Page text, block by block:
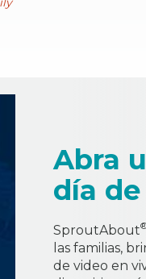
Abra
día
SproutAbout
las familias,
de video en